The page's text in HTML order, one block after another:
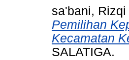
sa'bani, Rizqi
Pemilihan
Kecamatan
SALATIGA.